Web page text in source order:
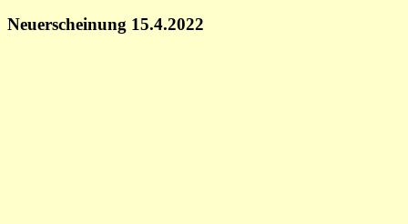
Neuerscheinung 15.4.2022